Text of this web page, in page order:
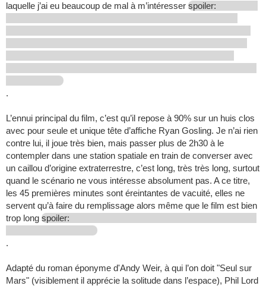
laquelle j’ai eu beaucoup de mal à m’intéresser spoiler:
.
L’ennui principal du film, c’est qu’il repose à 90% sur un huis clos
avec pour seule et unique tête d’affiche Ryan Gosling. Je n’ai rien
contre lui, il joue très bien, mais passer plus de 2h30 à le
contempler dans une station spatiale en train de converser avec
un caillou d’origine extraterrestre, c’est long, très très long, surtout
quand le scénario ne vous intéresse absolument pas. A ce titre,
les 45 premières minutes sont éreintantes de vacuité, elles ne
servent qu’à faire du remplissage alors même que le film est bien
trop long spoiler:
.
Adapté du roman éponyme d'Andy Weir, à qui l’on doit "Seul sur
Mars" (visiblement il apprécie la solitude dans l’espace), Phil Lord